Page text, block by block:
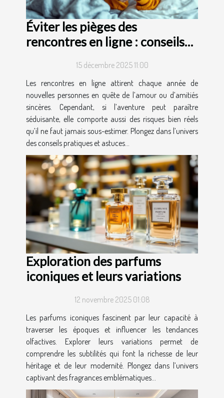
Éviter les pièges des
rencontres en ligne : conseils
15 décembre 2025 11:00
Les rencontres en ligne attirent chaque année de
nouvelles personnes en quête de l’amour ou d’amitiés
sincères. Cependant, si l’aventure peut paraître
séduisante, elle comporte aussi des risques bien réels
qu’il ne faut jamais sous-estimer. Plongez dans l’univers
des conseils pratiques et astuces...
Exploration des parfums
iconiques et leurs variations
12 novembre 2025 01:08
Les parfums iconiques fascinent par leur capacité à
traverser les époques et influencer les tendances
olfactives. Explorer leurs variations permet de
comprendre les subtilités qui font la richesse de leur
héritage et de leur modernité. Plongez dans l’univers
captivant des fragrances emblématiques...